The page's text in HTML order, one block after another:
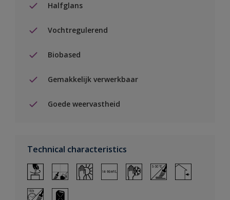
Halfglans
Vochtregulerend
Biobased
Gemakkelijk verwerkbaar
Goede weervastheid
Technical characteristics